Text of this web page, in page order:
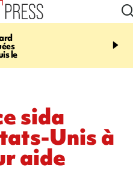
le
13:49
mineurs - un courrier
sida
Unis à
aide